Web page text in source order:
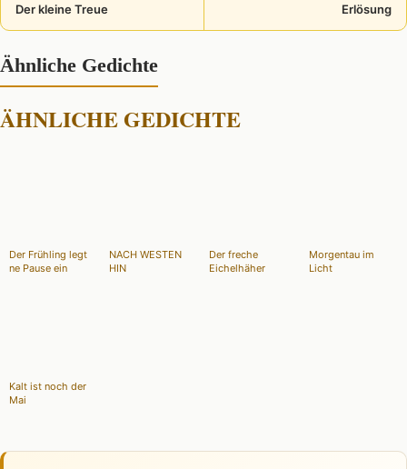
Der kleine Treue Erlösung
Ähnliche Gedichte
ÄHNLICHE GEDICHTE
Der Frühling legt
ne Pause ein
NACH WESTEN
HIN
Der freche
Eichelhäher
Morgentau im
Licht
Kalt ist noch der
Mai